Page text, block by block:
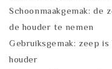
Schoonmaakgemak: de
de houder te nemen
Gebruiksgemak: zeep
houder